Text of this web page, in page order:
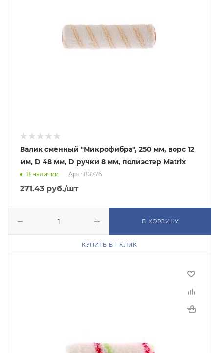
Валик сменный "Микрофибра", 250 мм, ворс 12
мм, D 48 мм, D ручки 8 мм, полиэстер Matrix
В наличии Арт.: 80776
271.43 руб./шт
В КОРЗИНУ
КУПИТЬ В 1 КЛИК